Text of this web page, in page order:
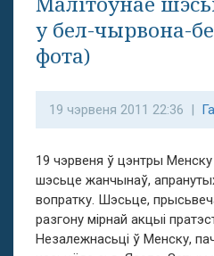
у бел-чырвона-
фота)
19 чэрвеня 2011 22:36 |
19 чэрвеня ў цэнтры
шэсьце жанчынаў,
вопратку. Шэсьце,
разгону мірнай акцыі
Незалежнасьці ў Менску,